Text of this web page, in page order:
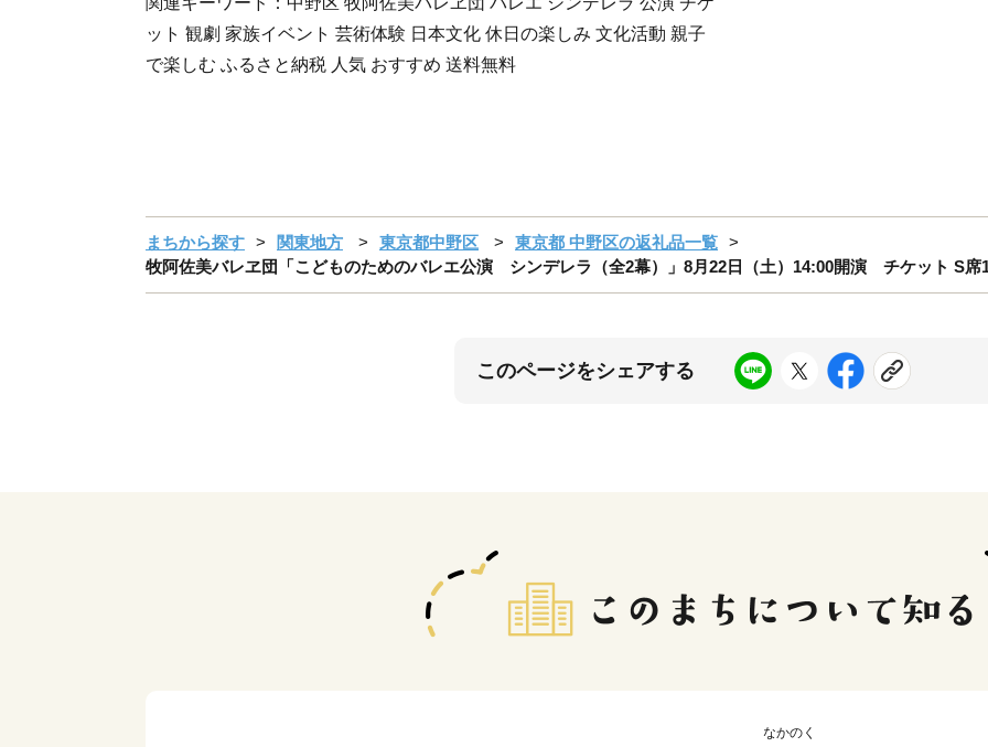
ット 観劇 家族イベント 芸術体験 日本文化 休日の楽しみ 文化活動 親子
で楽しむ ふるさと納税 人気 おすすめ 送料無料
まちから探す 関東地方 東京都中野区
東京都 中野区の返礼品一覧
牧阿佐美バレヱ団「こどものためのバレエ公演 シンデレラ（全2幕）」8月22日（土）14:00開演 チケット S席
このページをシェアする
なかのく